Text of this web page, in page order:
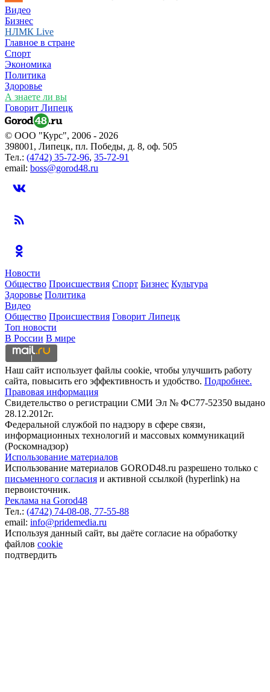
Видео
Бизнес
НЛМК Live
Главное в стране
Спорт
Экономика
Политика
Здоровье
А знаете ли вы
Говорит Липецк
© ООО "Курс", 2006 - 2026
398001, Липецк, пл. Победы, д. 8, оф. 505
Тел.: (4742) 35-72-96, 35-72-91
email: boss@gorod48.ru
Новости
Общество Происшествия Спорт Бизнес Культура
Здоровье Политика
Видео
Общество Происшествия Говорит Липецк
Топ новости
В России В мире
Наш сайт использует файлы cookie, чтобы улучшить работу
сайта, повысить его эффективность и удобство. Подробнее.
Правовая информация
Свидетельство о регистрации СМИ Эл № ФС77-52350 выдано
28.12.2012г.
Федеральной службой по надзору в сфере связи,
информационных технологий и массовых коммуникаций
(Роскомнадзор)
Использование материалов
Использование материалов GOROD48.ru разрешено только с
письменного согласия и активной ссылкой (hyperlink) на
первоисточник.
Реклама на Gorod48
Тел.: (4742) 74-08-08, 77-55-88
email: info@pridemedia.ru
Используя данный сайт, вы даёте согласие на обработку
файлов cookie
подтвердить